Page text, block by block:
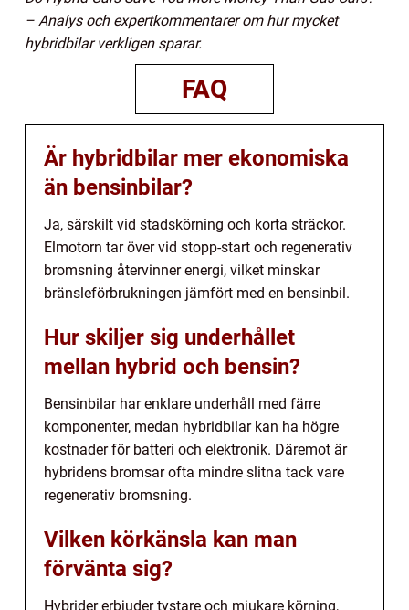
– Analys och expertkommentarer om hur mycket
hybridbilar verkligen sparar.
FAQ
Är hybridbilar mer ekonomiska
än bensinbilar?
Ja, särskilt vid stadskörning och korta sträckor.
Elmotorn tar över vid stopp-start och regenerativ
bromsning återvinner energi, vilket minskar
bränsleförbrukningen jämfört med en bensinbil.
Hur skiljer sig underhållet
mellan hybrid och bensin?
Bensinbilar har enklare underhåll med färre
komponenter, medan hybridbilar kan ha högre
kostnader för batteri och elektronik. Däremot är
hybridens bromsar ofta mindre slitna tack vare
regenerativ bromsning.
Vilken körkänsla kan man
förvänta sig?
Hybrider erbjuder tystare och mjukare körning,